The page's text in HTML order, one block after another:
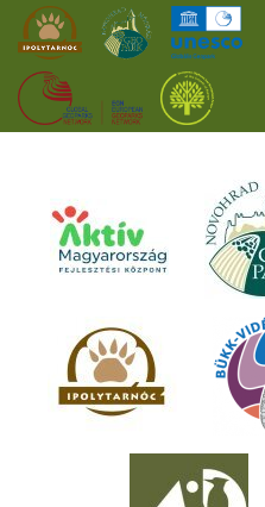
ŐSVILÁGI POMPEJI
SZOLGÁLTATÁSOK
PROGRAMOK
HÍREK